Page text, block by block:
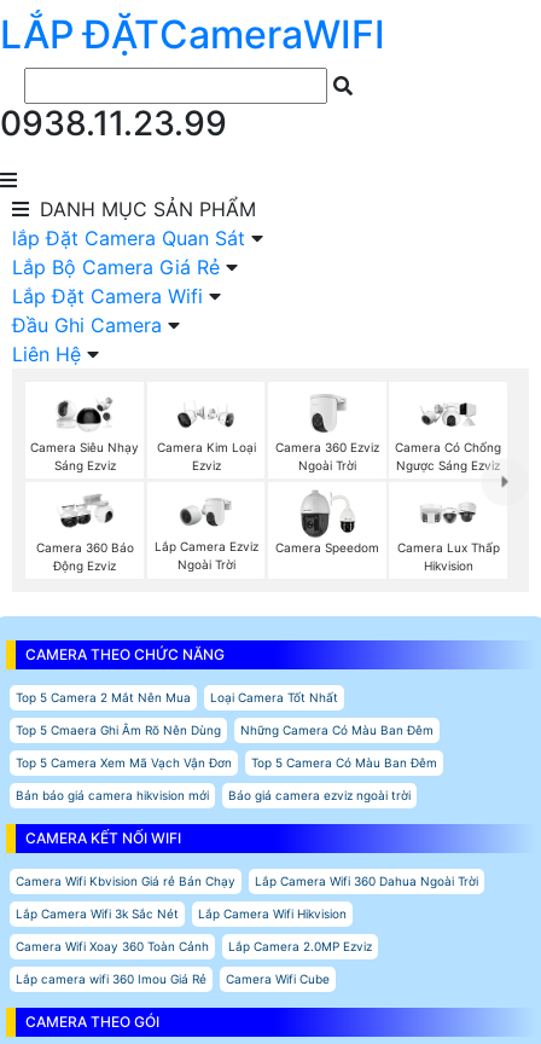
LẮP ĐẶTCameraWIFI
0938.11.23.99
DANH MỤC SẢN PHẨM
lắp Đặt Camera Quan Sát
Lắp Bộ Camera Giá Rẻ
Lắp Đặt Camera Wifi
Đầu Ghi Camera
Liên Hệ
Camera Siêu Nhạy
Sáng Ezviz
Camera Kim Loại
Ezviz
Camera 360 Ezviz
Ngoài Trời
Camera Có Chống
Ngược Sáng Ezviz
Camera 360 Báo
Động Ezviz
Lắp Camera Ezviz
Ngoài Trời
Camera Speedom
Camera Lux Thấp
Hikvision
CAMERA THEO CHỨC NĂNG
Top 5 Camera 2 Mắt Nên Mua Loại Camera Tốt Nhất
Top 5 Cmaera Ghi Âm Rõ Nên Dùng Những Camera Có Màu Ban Đêm
Top 5 Camera Xem Mã Vạch Vận Đơn Top 5 Camera Có Màu Ban Đêm
Bản báo giá camera hikvision mới Báo giá camera ezviz ngoài trời
CAMERA KẾT NỐI WIFI
Camera Wifi Kbvision Giá rẻ Bán Chạy Lắp Camera Wifi 360 Dahua Ngoài Trời
Lắp Camera Wifi 3k Sắc Nét Lắp Camera Wifi Hikvision
Camera Wifi Xoay 360 Toàn Cảnh Lắp Camera 2.0MP Ezviz
Lắp camera wifi 360 Imou Giá Rẻ Camera Wifi Cube
CAMERA THEO GÓI